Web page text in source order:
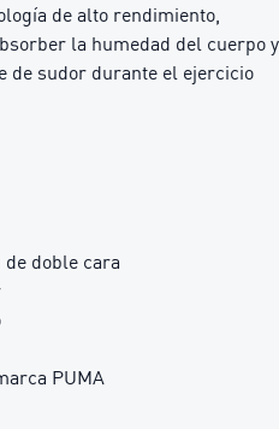
de alto rendimiento,
la humedad del cuerpo y
de sudor durante el ejercicio
doble cara
PUMA